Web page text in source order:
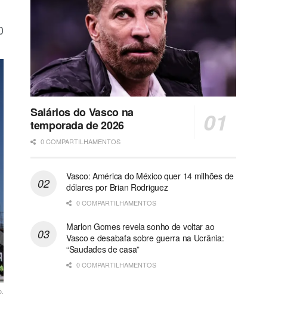
Salários do Vasco na
temporada de 2026
0 COMPARTILHAMENTOS
Vasco: América do México quer 14 milhões de
dólares por Brian Rodriguez
0 COMPARTILHAMENTOS
Marlon Gomes revela sonho de voltar ao
Vasco e desabafa sobre guerra na Ucrânia:
“Saudades de casa”
0 COMPARTILHAMENTOS